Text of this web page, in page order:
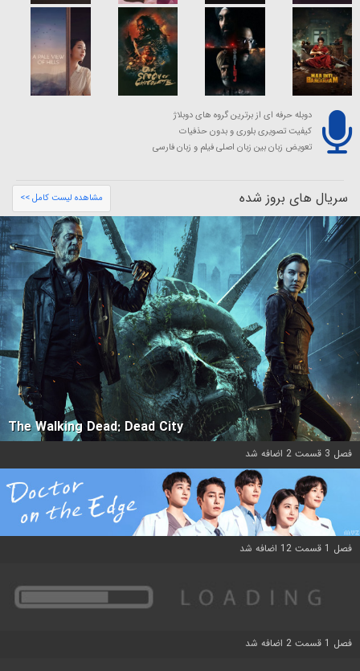
دوبله حرفه ای از برترین گروه های دوبلاژ
کیفیت تصویری بلوری و بدون حذفیات
تعویض زبان بین زبان اصلی فیلم و زبان فارسی
سریال های بروز شده مشاهده لیست کامل >>
The Walking Dead: Dead City
فصل 3 قسمت 2 اضافه شد
فصل 1 قسمت 12 اضافه شد
فصل 1 قسمت 2 اضافه شد